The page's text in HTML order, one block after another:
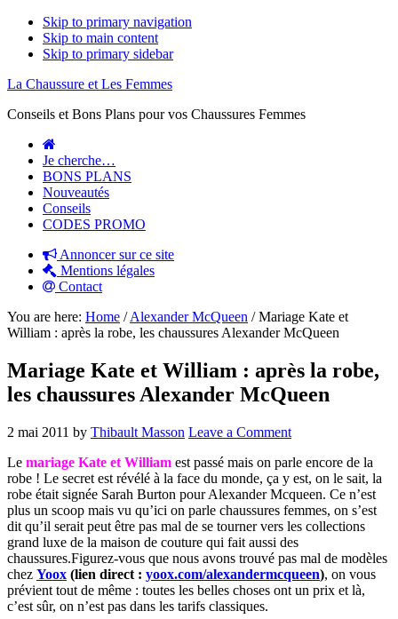
Skip to primary navigation
Skip to main content
Skip to primary sidebar
La Chaussure et Les Femmes
Conseils et Bons Plans pour vos Chaussures Femmes
Je cherche…
BONS PLANS
Nouveautés
Conseils
CODES PROMO
Annoncer sur ce site
Mentions légales
Contact
You are here: Home / Alexander McQueen /Mariage Kate et
William : après la robe, les chaussures Alexander McQueen
Mariage Kate et William : après la robe,
les chaussures Alexander McQueen
2 mai 2011 by Thibault Masson Leave a Comment
Le mariage Kate et William est passé mais on parle encore de la
robe ! Le secret est révélé à la face du monde, ça y est, on le sait, la
robe était signée Sarah Burton pour Alexander Mcqueen. Ce n’est
plus un scoop mais vu qu’ici on parle chaussures femmes, on s’est
dit qu’il serait peut être pas mal de se tourner vers les collections
grand luxe de la maison de couture qui fait aussi des
chaussures.Figurez-vous que nous avons trouvé pas mal de modèles
chez Yoox (lien direct : yoox.com/alexandermcqueen), on vous
prévient tout de même : toutes les belles choses ont un prix et là,
c’est sûr, on n’est pas dans les tarifs classiques.